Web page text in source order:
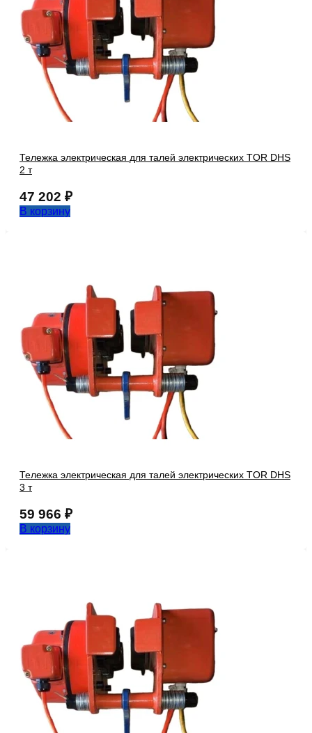
Тележка электрическая для талей электрических TOR DHS
2 т
47 202 ₽
В корзину
Тележка электрическая для талей электрических TOR DHS
3 т
59 966 ₽
В корзину